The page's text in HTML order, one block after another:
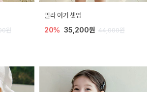
원
밀라 아기 셋업
20% 35,200원 44,000원